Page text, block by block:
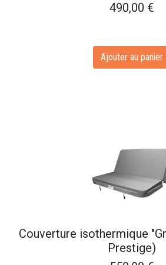
490,00 €
Ajouter au panier
Couverture isothermique
Prestige)